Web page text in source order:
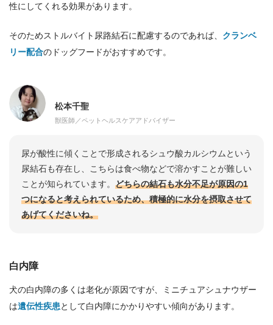
性にしてくれる効果があります。
そのためストルバイト尿路結石に配慮するのであれば、 クランベ
リー配合のドッグフードがおすすめです。
松本千聖
獣医師／ペットヘルスケアアドバイザー
尿が酸性に傾くことで形成されるシュウ酸カルシウムという
尿結石も存在し、こちらは食べ物などで溶かすことが難しい
ことが知られています。 どちらの結石も水分不足が原因の1
つになると考えられているため、積極的に水分を摂取させて
あげてくださいね。
白内障
犬の白内障の多くは老化が原因ですが、ミニチュアシュナウザー
は遺伝性疾患として白内障にかかりやすい傾向があります。